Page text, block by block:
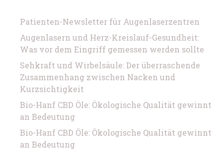
Patienten-Newsletter für Augenlaserzentren
Augenlasern und Herz-Kreislauf-Gesundheit:
Was vor dem Eingriff gemessen werden sollte
Sehkraft und Wirbelsäule: Der überraschende
Zusammenhang zwischen Nacken und
Kurzsichtigkeit
Bio-Hanf CBD Öle: Ökologische Qualität gewinnt
an Bedeutung
Bio-Hanf CBD Öle: Ökologische Qualität gewinnt
an Bedeutung